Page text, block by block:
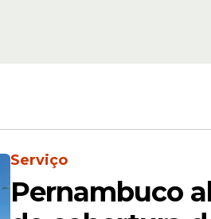
Serviço
Pernambuco